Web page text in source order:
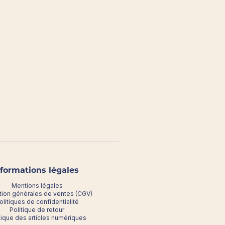
légales
Mentions légales
générales de ventes (CGV)
de confidentialité
Politique de retour
des articles numériques